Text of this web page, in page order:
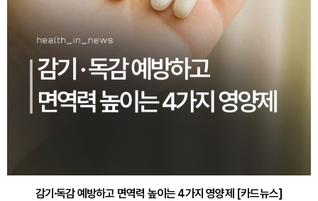
감기·독감 예방하고 면역력 높이는 4가지 영양제 [카드뉴스]